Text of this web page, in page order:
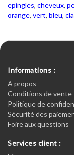
epingles, cheveux,
orange, vert, bleu,
Informations :
A propos
Conditions de vente
Politique de
Sécurité des
Foire aux questions
Services client :